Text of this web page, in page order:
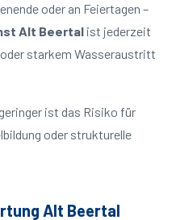
oder an Feiertagen –
Alt Beertalist jederzeit
oder starkem Wasseraustritt
ist das Risiko für
oder strukturelle
Alt Beertal